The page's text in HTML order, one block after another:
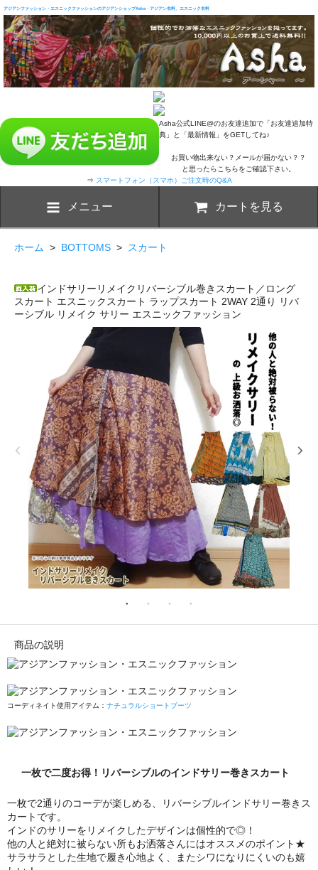
アジアンファッション・エスニックファッションのアジアンショップAsha・アジアン衣料、エスニック衣料
Asha公式LINE@のお友達追加で「お友達追加特
典」と「最新情報」をGETしてね♪
お買い物出来ない？メールが届かない？？
と思ったらこちらをご確認下さい。
⇒ スマートフォン（スマホ）ご注文時のQ&A
メニュー カートを見る
ホーム > BOTTOMS > スカート
インドサリーリメイクリバーシブル巻きスカート／ロング
スカート エスニックスカート ラップスカート 2WAY 2通り リバ
ーシブル リメイク サリー エスニックファッション
商品の説明
コーディネイト使用アイテム： ナチュラルショートブーツ
一枚で二度お得！リバーシブルのインドサリー巻きスカート
一枚で2通りのコーデが楽しめる、リバーシブルインドサリー巻きス
カートです。
インドのサリーをリメイクしたデザインは個性的で◎！
他の人と絶対に被らない所もお洒落さんにはオススメのポイント★
サラサラとした生地で履き心地よく、またシワになりにくいのも嬉